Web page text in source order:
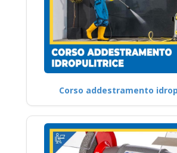
Corso addestramento